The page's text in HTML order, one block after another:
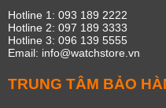
Hotline 1: 093 189 2222
Hotline 2: 097 189 3333
Hotline 3: 096 139 5555
Email: info@watchstore.vn
TRUNG TÂM BẢO